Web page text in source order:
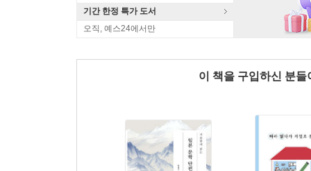
기간 한정 특가 도서
오직, 예스24에서만
이 책을 구입하신 분